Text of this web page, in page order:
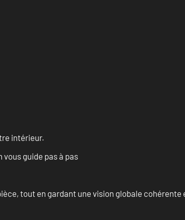
intérieur.
guide pas à pas
tout en gardant une vision globale